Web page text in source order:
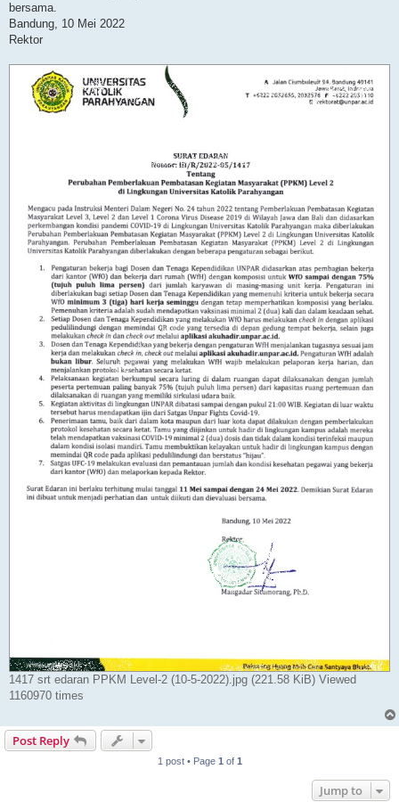
bersama.
Bandung, 10 Mei 2022
Rektor
1417 srt edaran PPKM Level-2 (10-5-2022).jpg (221.58 KiB) Viewed
1160970 times
Post Reply
1 post • Page 1 of 1
Jump to